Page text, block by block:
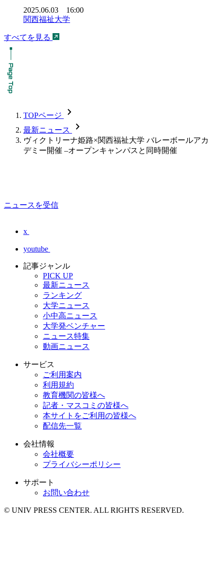
2025.06.03 16:00
関西福祉大学
すべてを見る
TOPページ chevron_forward
最新ニュース chevron_forward
ヴィクトリーナ姫路×関西福祉大学 バレーボールアカ
デミー開催 –オープンキャンパスと同時開催
ニュースを受信
x
youtube
記事ジャンル
PICK UP
最新ニュース
ランキング
大学ニュース
小中高ニュース
大学発ベンチャー
ニュース特集
動画ニュース
サービス
ご利用案内
利用規約
教育機関の皆様へ
記者・マスコミの皆様へ
本サイトをご利用の皆様へ
配信先一覧
会社情報
会社概要
プライバシーポリシー
サポート
お問い合わせ
© UNIV PRESS CENTER. ALL RIGHTS RESERVED.